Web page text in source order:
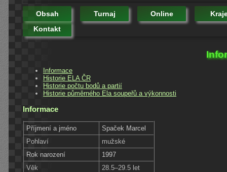
Obsah Turnaj Online
Kontakt
Informace
Historie ELA ČR
Historie počtu bodů a partií
Historie půměrného Ela soupeřů a výkonnosti
Informace
Příjmení a jméno
Spaček Marcel
Pohlaví
mužské
Rok narození
1997
Věk
28.5–29.5 let